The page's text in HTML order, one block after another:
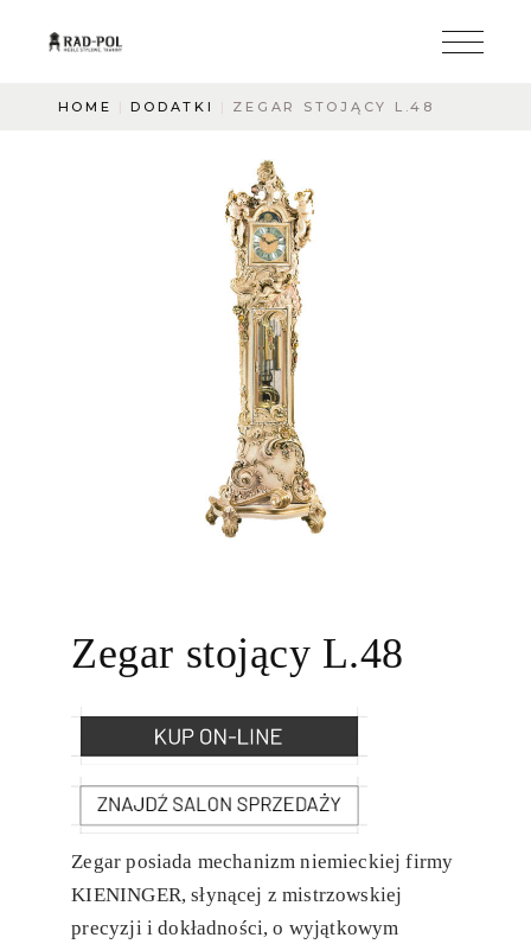
HOME DODATKI ZEGAR STOJĄCY L.48
Zegar stojący L.48
Zegar posiada mechanizm niemieckiej firmy
KIENINGER, słynącej z mistrzowskiej
precyzji i dokładności, o wyjątkowym